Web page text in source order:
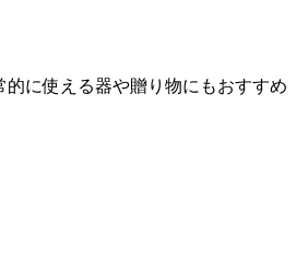
に使える器や贈り物にもおすすめ